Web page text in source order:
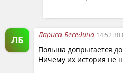
Гедройц — будущий главный
польской эмиграции и
постсоциалистической
Как антирусские концепты
и какая роль в них
ЛБ
Лариса Беседина 14:52
Польша допрыгается
Ничему их история не